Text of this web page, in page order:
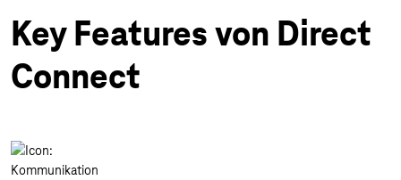
Key Features von Direct
Connect